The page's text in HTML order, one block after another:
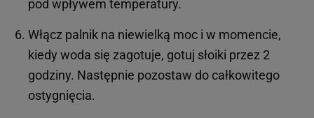
pod wpływem temperatury.
Włącz palnik na niewielką moc i w momencie,
kiedy woda się zagotuje, gotuj słoiki przez 2
godziny. Następnie pozostaw do całkowitego
ostygnięcia.